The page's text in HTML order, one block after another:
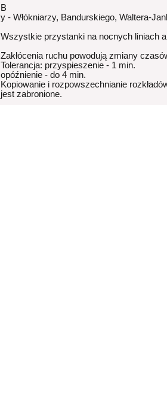
B
y - Włókniarzy, Bandurskiego, Waltera-
Wszystkie przystanki na nocnych liniach
Zakłócenia ruchu powodują zmiany
Tolerancja: przyspieszenie - 1 min.
opóźnienie - do 4 min.
Kopiowanie i rozpowszechnianie
jest zabronione.